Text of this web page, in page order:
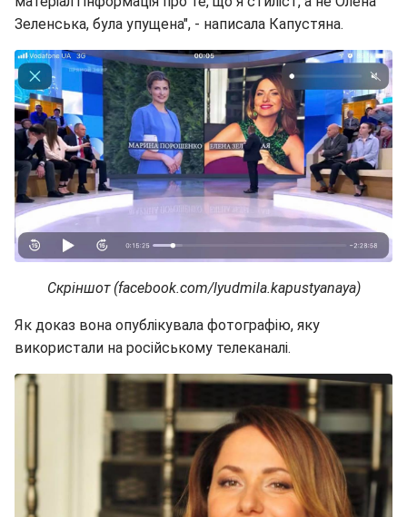
Зеленська, була упущена", - написала Капустяна.
Скріншот (facebook.com/lyudmila.kapustyanaya)
Як доказ вона опублікувала фотографію, яку
використали на російському телеканалі.